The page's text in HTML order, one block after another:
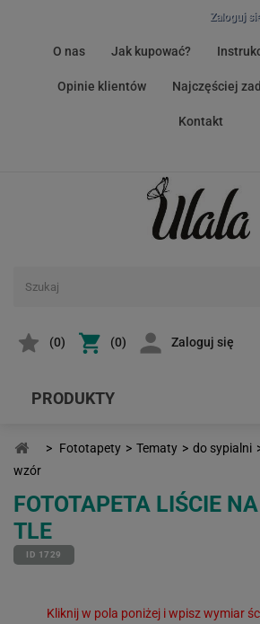
Zaloguj
O nas Jak kupować?
Opinie klientów Najczęściej
Kontakt
(0) (0) Zaloguj się
PRODUKTY
> Fototapety > Tematy > do sypialni
wzór
FOTOTAPETA LIŚCIE
TLE
ID 1729
Kliknij w pola poniżej i wpisz wymiar